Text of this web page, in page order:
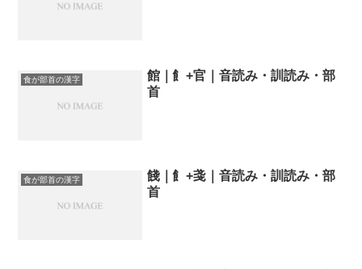
食が部首の漢字
館｜飠+官｜音読み・訓読み・部
首
食が部首の漢字
餞｜飠+戔｜音読み・訓読み・部
首